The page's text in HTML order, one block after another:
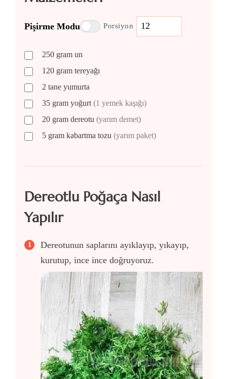
Pişirme Modu Porsiyon
250 gram un
120 gram tereyağı
2 tane yumurta
35 gram yoğurt (1 yemek kaşığı)
20 gram dereotu (yarım demet)
5 gram kabartma tozu (yarım paket)
Dereotlu Poğaça Nasıl
Yapılır
Dereotunun saplarını ayıklayıp, yıkayıp,
kurutup, ince ince doğruyoruz.